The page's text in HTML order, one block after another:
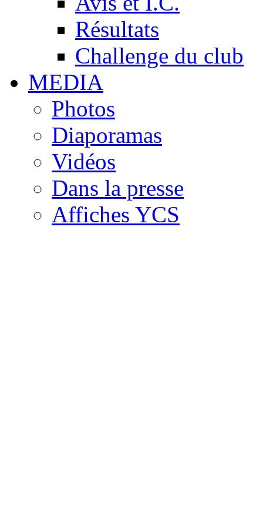
Résultats
Challenge du club
MEDIA
Photos
Diaporamas
Vidéos
Dans la presse
Affiches YCS